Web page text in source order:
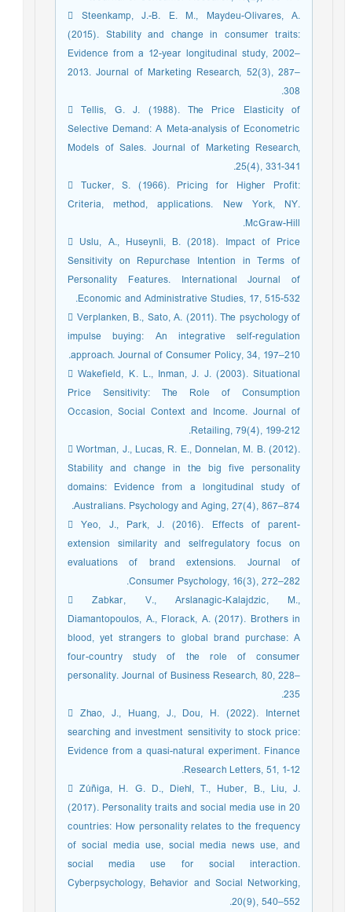
 Steenkamp, J.-B. E. M., Maydeu-Olivares, A.
(2015). Stability and change in consumer traits:
Evidence from a 12-year longitudinal study, 2002–
2013. Journal of Marketing Research, 52(3), 287–
308.
 Tellis, G. J. (1988). The Price Elasticity of
Selective Demand: A Meta-analysis of Econometric
Models of Sales. Journal of Marketing Research,
25(4), 331-341.
 Tucker, S. (1966). Pricing for Higher Profit:
Criteria, method, applications. New York, NY.
McGraw-Hill.
 Uslu, A., Huseynli, B. (2018). Impact of Price
Sensitivity on Repurchase Intention in Terms of
Personality Features. International Journal of
Economic and Administrative Studies, 17, 515-532.
 Verplanken, B., Sato, A. (2011). The psychology of
impulse buying: An integrative self-regulation
approach. Journal of Consumer Policy, 34, 197–210.
 Wakefield, K. L., Inman, J. J. (2003). Situational
Price Sensitivity: The Role of Consumption
Occasion, Social Context and Income. Journal of
Retailing, 79(4), 199-212.
 Wortman, J., Lucas, R. E., Donnelan, M. B. (2012).
Stability and change in the big five personality
domains: Evidence from a longitudinal study of
Australians. Psychology and Aging, 27(4), 867–874.
 Yeo, J., Park, J. (2016). Effects of parent-
extension similarity and selfregulatory focus on
evaluations of brand extensions. Journal of
Consumer Psychology, 16(3), 272–282.
 Zabkar, V., Arslanagic-Kalajdzic, M.,
Diamantopoulos, A., Florack, A. (2017). Brothers in
blood, yet strangers to global brand purchase: A
four-country study of the role of consumer
personality. Journal of Business Research, 80, 228–
235.
 Zhao, J., Huang, J., Dou, H. (2022). Internet
searching and investment sensitivity to stock price:
Evidence from a quasi-natural experiment. Finance
Research Letters, 51, 1-12.
 Zúñiga, H. G. D., Diehl, T., Huber, B., Liu, J.
(2017). Personality traits and social media use in 20
countries: How personality relates to the frequency
of social media use, social media news use, and
social media use for social interaction.
Cyberpsychology, Behavior and Social Networking,
20(9), 540–552.